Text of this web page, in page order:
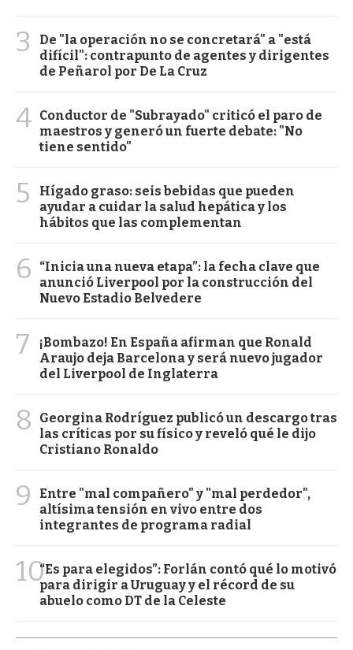
3
De "la operación no se concretará" a "está
difícil": contrapunto de agentes y dirigentes
de Peñarol por De La Cruz
4 Conductor de "Subrayado" criticó el paro de
maestros y generó un fuerte debate: "No
tiene sentido"
5
Hígado graso: seis bebidas que pueden
ayudar a cuidar la salud hepática y los
hábitos que las complementan
6
“Inicia una nueva etapa”: la fecha clave que
anunció Liverpool por la construcción del
Nuevo Estadio Belvedere
7
¡Bombazo! En España afirman que Ronald
Araujo deja Barcelona y será nuevo jugador
del Liverpool de Inglaterra
8
Georgina Rodríguez publicó un descargo tras
las críticas por su físico y reveló qué le dijo
Cristiano Ronaldo
9
Entre "mal compañero" y "mal perdedor",
altísima tensión en vivo entre dos
integrantes de programa radial
10“Es para elegidos”: Forlán contó qué lo motivó
para dirigir a Uruguay y el récord de su
abuelo como DT de la Celeste